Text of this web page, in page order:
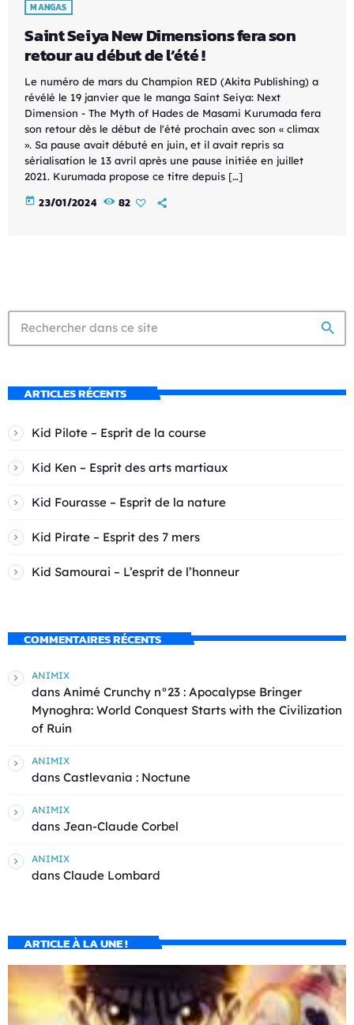
MANGAS
Saint Seiya New Dimensions fera son
retour au début de l’été !
Le numéro de mars du Champion RED (Akita Publishing) a
révélé le 19 janvier que le manga Saint Seiya: Next
Dimension - The Myth of Hades de Masami Kurumada fera
son retour dès le début de l'été prochain avec son « climax
». Sa pause avait débuté en juin, et il avait repris sa
sérialisation le 13 avril après une pause initiée en juillet
2021. Kurumada propose ce titre depuis […]
today 23/01/2024 82
search
ARTICLES RÉCENTS
Kid Pilote – Esprit de la course
Kid Ken – Esprit des arts martiaux
Kid Fourasse – Esprit de la nature
Kid Pirate – Esprit des 7 mers
Kid Samourai – L’esprit de l’honneur
COMMENTAIRES RÉCENTS
ANIMIX
dans Animé Crunchy n°23 : Apocalypse Bringer
Mynoghra: World Conquest Starts with the Civilization
of Ruin
ANIMIX
dans Castlevania : Noctune
ANIMIX
dans Jean-Claude Corbel
ANIMIX
dans Claude Lombard
ARTICLE À LA UNE !